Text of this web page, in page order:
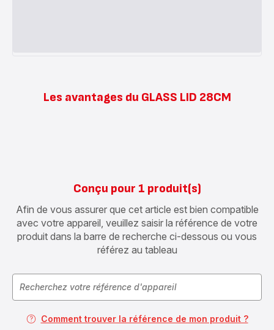
Les avantages du GLASS LID 28CM
Conçu pour 1 produit(s)
Afin de vous assurer que cet article est bien compatible
avec votre appareil, veuillez saisir la référence de votre
produit dans la barre de recherche ci-dessous ou vous
référez au tableau
Comment trouver la référence de mon produit ?